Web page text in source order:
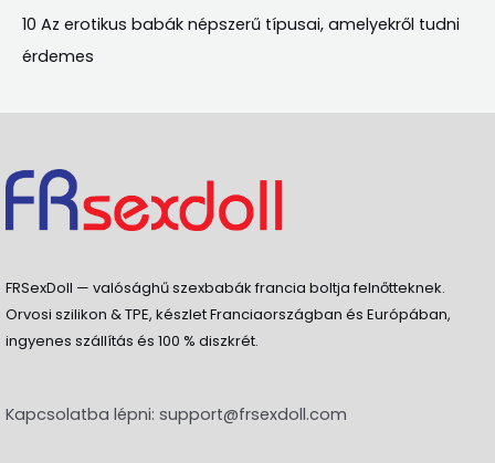
10 Az erotikus babák népszerű típusai, amelyekről tudni
érdemes
FRSexDoll — valósághű szexbabák francia boltja felnőtteknek.
Orvosi szilikon & TPE, készlet Franciaországban és Európában,
ingyenes szállítás és 100 % diszkrét.
Kapcsolatba lépni: support@frsexdoll.com